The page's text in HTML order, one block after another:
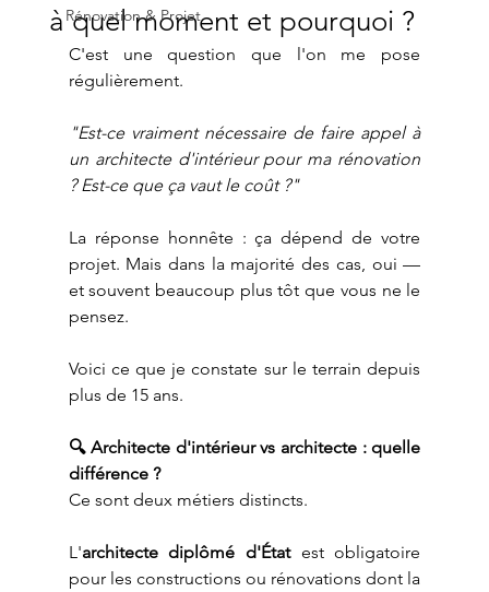
Rénovation & Projet
à quel moment et pourquoi ?
C'est une question que l'on me pose
régulièrement.
"Est-ce vraiment nécessaire de faire appel à
un architecte d'intérieur pour ma rénovation
? Est-ce que ça vaut le coût ?"
La réponse honnête : ça dépend de votre
projet. Mais dans la majorité des cas, oui —
et souvent beaucoup plus tôt que vous ne le
pensez.
Voici ce que je constate sur le terrain depuis
plus de 15 ans.
🔍 Architecte d'intérieur vs architecte : quelle
différence ?
Ce sont deux métiers distincts.
L'architecte diplômé d'État est obligatoire
pour les constructions ou rénovations dont la